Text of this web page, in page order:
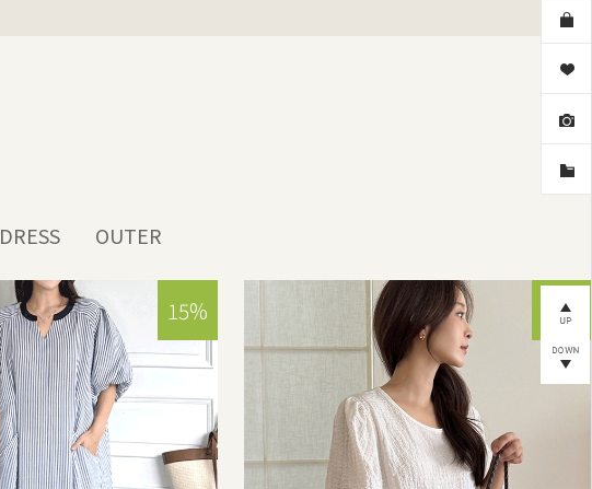
DRESS OUTER
15% 15%